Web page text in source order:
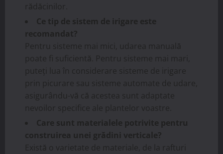
rădăcinilor.
Ce tip de sistem de irigare este
recomandat?
Pentru sisteme mai mici, udarea manuală
poate fi suficientă. Pentru sisteme mai mari,
puteți lua în considerare sisteme de irigare
prin picurare sau sisteme automate de udare,
asigurându-vă că acestea sunt adaptate
nevoilor specifice ale plantelor voastre.
Care sunt materialele potrivite pentru
construirea unei grădini verticale?
Există o varietate de materiale, de la rafturi